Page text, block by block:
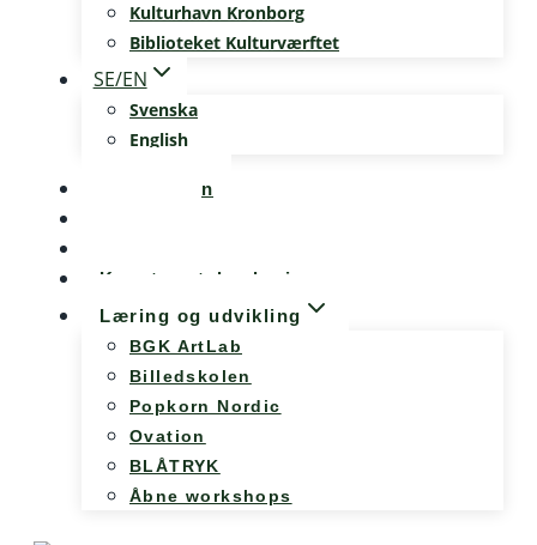
Kulturhavn Kronborg
Biblioteket Kulturværftet
SE/EN
Svenska
English
Kalenderen
Kunst og teknologi
Læring og udvikling
BGK ArtLab
Billedskolen
Popkorn Nordic
Ovation
BLÅTRYK
Åbne workshops